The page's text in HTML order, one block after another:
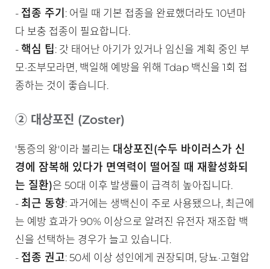
- 접종 주기 : 어릴 때 기본 접종을 완료했더라도 10년마
다 보충 접종이 필요합니다.
- 핵심 팁: 갓 태어난 아기가 있거나 임신을 계획 중인 부
모·조부모라면, 백일해 예방을 위해 Tdap 백신을 1회 접
종하는 것이 좋습니다.
② 대상포진 (Zoster)
'통증의 왕'이라 불리는 대상포진(수두 바이러스가 신
경에 잠복해 있다가 면역력이 떨어질 때 재활성화되
는 질환)은 50대 이후 발생률이 급격히 높아집니다.
- 최근 동향: 과거에는 생백신이 주로 사용됐으나, 최근에
는 예방 효과가 90% 이상으로 알려진 유전자 재조합 백
신을 선택하는 경우가 늘고 있습니다.
- 접종 권고: 50세 이상 성인에게 권장되며, 당뇨·고혈압